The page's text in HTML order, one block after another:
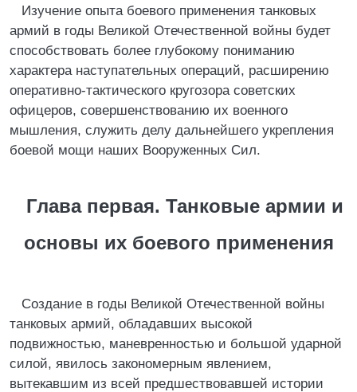
Изучение опыта боевого применения танковых
армий в годы Великой Отечественной войны будет
способствовать более глубокому пониманию
характера наступательных операций, расширению
оперативно-тактического кругозора советских
офицеров, совершенствованию их военного
мышления, служить делу дальнейшего укрепления
боевой мощи наших Вооруженных Сил.
Глава первая. Танковые армии и
основы их боевого применения
Создание в годы Великой Отечественной войны
танковых армий, обладавших высокой
подвижностью, маневренностью и большой ударной
силой, явилось закономерным явлением,
вытекавшим из всей предшествовавшей истории